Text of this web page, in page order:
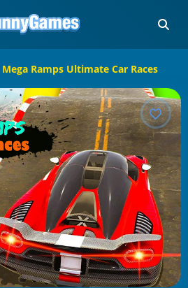
Mega Ramps Ultimate Car Races